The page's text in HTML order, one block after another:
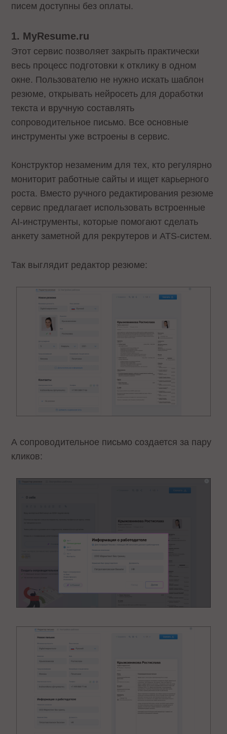
писем доступны без оплаты.
1. MyResume.ru
Этот сервис позволяет закрыть практически
весь процесс подготовки к отклику в одном
окне. Пользователю не нужно искать шаблон
резюме, открывать нейросеть для доработки
текста и вручную составлять
сопроводительное письмо. Все основные
инструменты уже встроены в сервис.
Конструктор незаменим для тех, кто регулярно
мониторит работные сайты и ищет карьерного
роста. Вместо ручного редактирования резюме
сервис предлагает использовать встроенные
AI-инструменты, которые помогают сделать
анкету заметной для рекрутеров и ATS-систем.
Так выглядит редактор резюме:
А сопроводительное письмо создается за пару
кликов: